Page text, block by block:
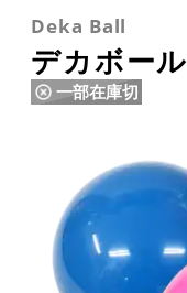
Deka Ball
デカボール
一部在庫切